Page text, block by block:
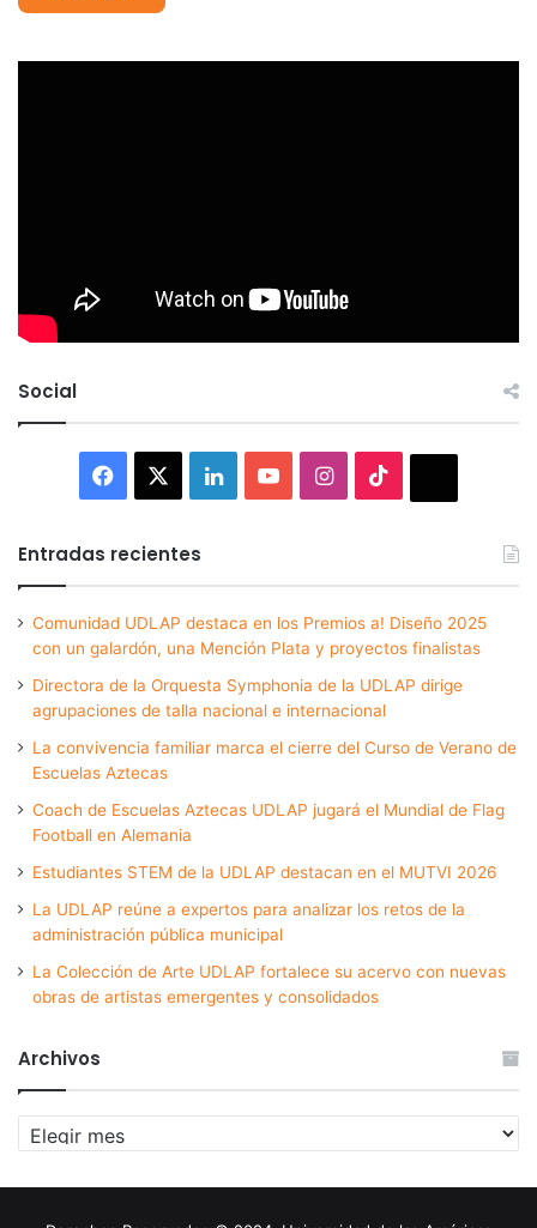
Social
Facebook LinkedInYouTubeInstagram
Entradas recientes
Comunidad UDLAP destaca en los Premios a! Diseño 2025
con un galardón, una Mención Plata y proyectos finalistas
Directora de la Orquesta Symphonia de la UDLAP dirige
agrupaciones de talla nacional e internacional
La convivencia familiar marca el cierre del Curso de Verano de
Escuelas Aztecas
Coach de Escuelas Aztecas UDLAP jugará el Mundial de Flag
Football en Alemania
Estudiantes STEM de la UDLAP destacan en el MUTVI 2026
La UDLAP reúne a expertos para analizar los retos de la
administración pública municipal
La Colección de Arte UDLAP fortalece su acervo con nuevas
obras de artistas emergentes y consolidados
Archivos
Archivos